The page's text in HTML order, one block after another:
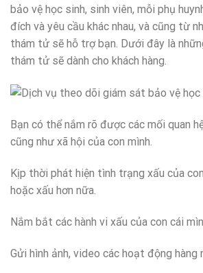
bảo vệ học sinh, sinh viên, mỗi phụ
đích và yêu cầu khác nhau, và cũng từ
thám tử sẽ hỗ trợ bạn. Dưới đây là
thám tử sẽ dành cho khách hàng.
Bạn có thể nắm rõ được các mối quan
cũng như xã hội của con mình.
Kịp thời phát hiện tình trạng xấu của
hoặc xấu hơn nữa.
Nắm bắt các hành vi xấu của con cái
Gửi hình ảnh, video các hoạt động hàng